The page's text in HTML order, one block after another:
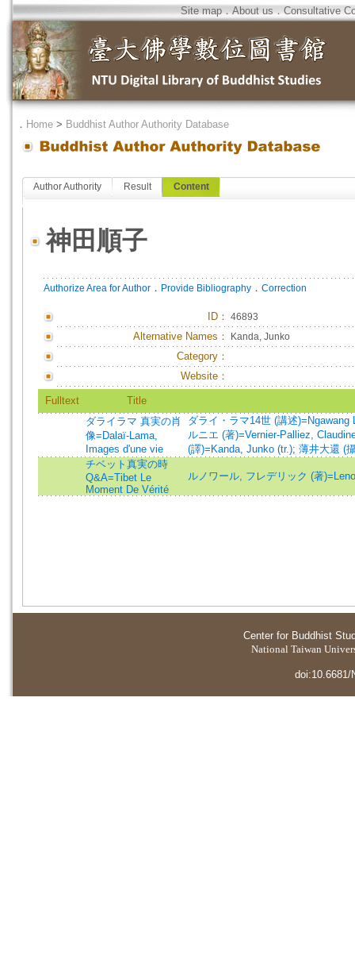
Site map．About us．Consultative
． Home > Buddhist Author Authority Database
Author Authority Result Content
神田順子
Authorize Area for Author ． Provide Bibliography ． Correction
ID ： 46893
Alternative Names： Kanda, Junko
Category：
Website：
Fulltext
Title
ダライラマ 真実の肖
像=Dalaï-Lama,
Images d'une vie
ダライ・ラマ14世 (講述
ルニエ (著)=Vernier-Palliez,
(譯)=Kanda, Junko (tr.); 薄井大還 (
チベット真実の時
Q&A=Tibet Le
Moment De Vérité
ルノワール, フレデリック (著
Center for Buddhist
National Taiwan
doi:10.6681/